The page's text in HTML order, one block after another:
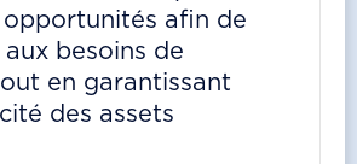
opportunités afin de
besoins de
en garantissant
des assets